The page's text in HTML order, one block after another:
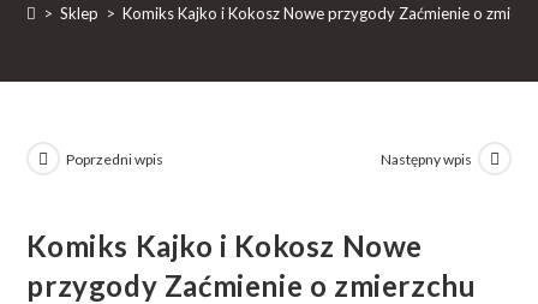
> Sklep > Komiks Kajko i Kokosz Nowe przygody Zaćmienie o
Poprzedni wpis Następny wpis
Komiks Kajko i Kokosz Nowe
przygody Zaćmienie o zmierzchu